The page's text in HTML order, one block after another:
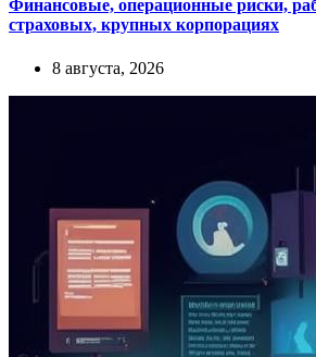
Финансовые, операционные риски,
страховых, крупных корпорациях
8 августа, 2026